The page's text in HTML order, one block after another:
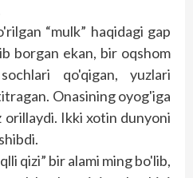
“mulk” haqidagi gap
borgan ekan, bir oqshom
qo'qigan, yuzlari
Onasining oyog'iga
orillaydi. Ikki xotin dunyoni
qizi” bir alami ming bo'lib,